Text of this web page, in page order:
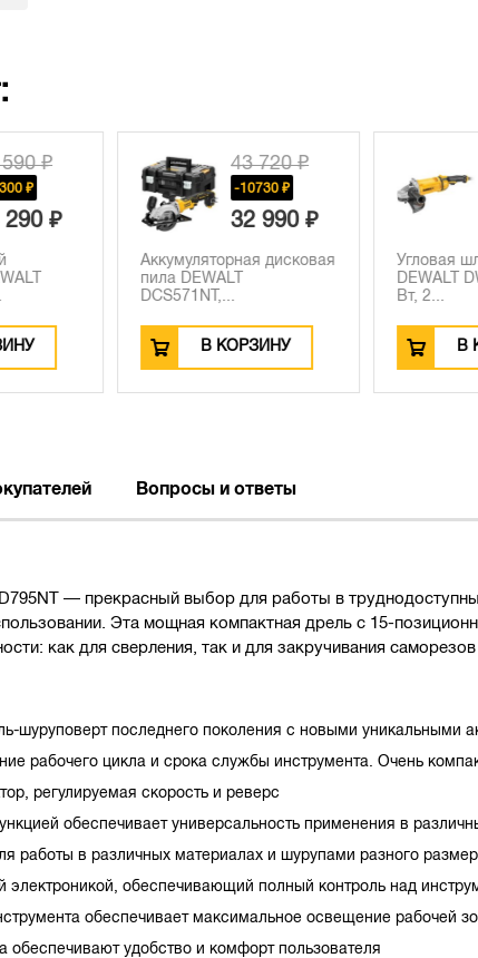
₽
₽
₽
43 720 ₽
-10730 ₽
32 990 ₽
Аккумуляторная дисковая
пила DEWALT
DCS571NT,...
В КОРЗИНУ
Угловая
DEWALT
Вт, 2...
В
Вопросы и ответы
— прекрасный выбор для работы в
Эта мощная компактная дрель с 15-
как для сверления, так и для закручивания
шуруповерт последнего поколения с новыми уникальными
рабочего цикла и срока службы инструмента. Очень
регулируемая скорость и реверс
обеспечивает универсальность применения в
работы в различных материалах и шурупами разного
электроникой, обеспечивающий полный контроль над
обеспечивает максимальное оcвещение рабочей
обеспечивают удобство и комфорт пользователя